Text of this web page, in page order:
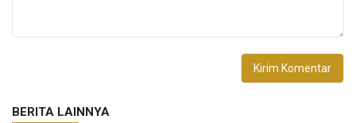
BERITA LAINNYA